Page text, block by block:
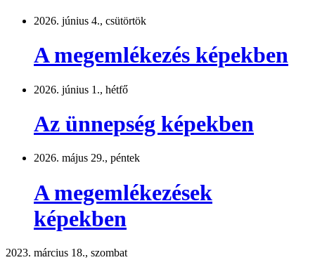
2026. június 4., csütörtök
A megemlékezés képekben
2026. június 1., hétfő
Az ünnepség képekben
2026. május 29., péntek
A megemlékezések
képekben
2023. március 18., szombat